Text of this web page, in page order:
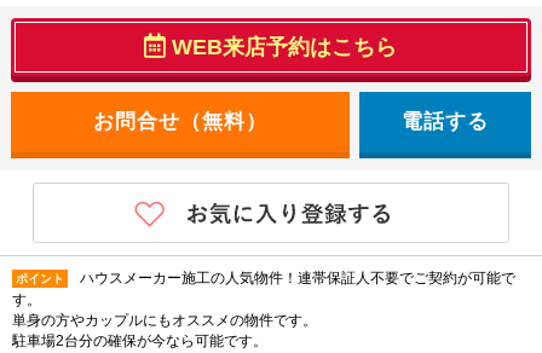
WEB来店予約はこちら
電話する
ポイント
ハウスメーカー施工の人気物件！連帯保証人不要でご契約が可能で
す。
単身の方やカップルにもオススメの物件です。
駐車場2台分の確保が今なら可能です。